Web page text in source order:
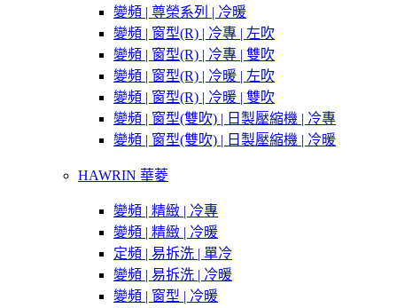
變頻 | 尊榮系列 | 冷暖
變頻 | 窗型(R) | 冷專 | 左吹
變頻 | 窗型(R) | 冷專 | 雙吹
變頻 | 窗型(R) | 冷暖 | 左吹
變頻 | 窗型(R) | 冷暖 | 雙吹
變頻 | 窗型(雙吹) | 日製壓縮機 | 冷專
變頻 | 窗型(雙吹) | 日製壓縮機 | 冷暖
HAWRIN 華菱
變頻 | 精緻 | 冷專
變頻 | 精緻 | 冷暖
定頻 | 易拆洗 | 單冷
變頻 | 易拆洗 | 冷暖
變頻 | 窗型 | 冷暖